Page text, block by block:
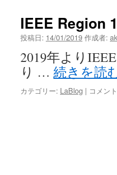
meeting
は
IEEE Region
投稿日: 14/01/2019作成者:
2019年より
り … 続きを読
カテゴリー: LaBlog | IEEE
コメン